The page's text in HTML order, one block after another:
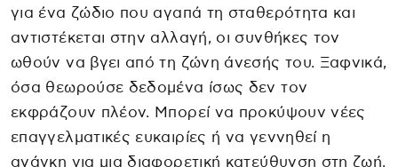
για ένα ζώδιο που αγαπά τη σταθερότητα και
αντιστέκεται στην αλλαγή, οι συνθήκες τον
ωθούν να βγει από τη ζώνη άνεσής του. Ξαφνικά,
όσα θεωρούσε δεδομένα ίσως δεν τον
εκφράζουν πλέον. Μπορεί να προκύψουν νέες
επαγγελματικές ευκαιρίες ή να γεννηθεί η
ανάγκη για μια διαφορετική κατεύθυνση στη ζωή.